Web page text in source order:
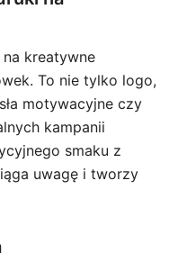
kreatywne
To nie tylko logo,
motywacyjne czy
kampanii
smaku z
uwagę i tworzy